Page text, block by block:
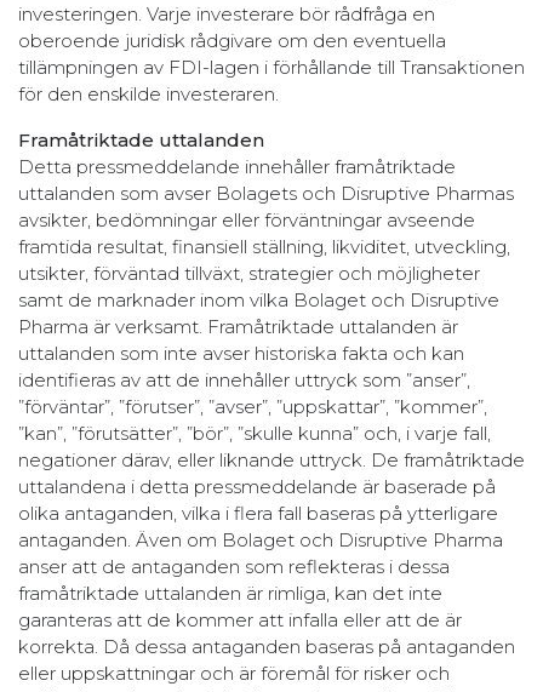
investeringen. Varje investerare bör rådfråga en
oberoende juridisk rådgivare om den eventuella
tillämpningen av FDI-lagen i förhållande till Transaktionen
för den enskilde investeraren.
Framåtriktade uttalanden
Detta pressmeddelande innehåller framåtriktade
uttalanden som avser Bolagets och Disruptive Pharmas
avsikter, bedömningar eller förväntningar avseende
framtida resultat, finansiell ställning, likviditet, utveckling,
utsikter, förväntad tillväxt, strategier och möjligheter
samt de marknader inom vilka Bolaget och Disruptive
Pharma är verksamt. Framåtriktade uttalanden är
uttalanden som inte avser historiska fakta och kan
identifieras av att de innehåller uttryck som ”anser”,
”förväntar”, ”förutser”, ”avser”, ”uppskattar”, ”kommer”,
”kan”, ”förutsätter”, ”bör”, ”skulle kunna” och, i varje fall,
negationer därav, eller liknande uttryck. De framåtriktade
uttalandena i detta pressmeddelande är baserade på
olika antaganden, vilka i flera fall baseras på ytterligare
antaganden. Även om Bolaget och Disruptive Pharma
anser att de antaganden som reflekteras i dessa
framåtriktade uttalanden är rimliga, kan det inte
garanteras att de kommer att infalla eller att de är
korrekta. Då dessa antaganden baseras på antaganden
eller uppskattningar och är föremål för risker och